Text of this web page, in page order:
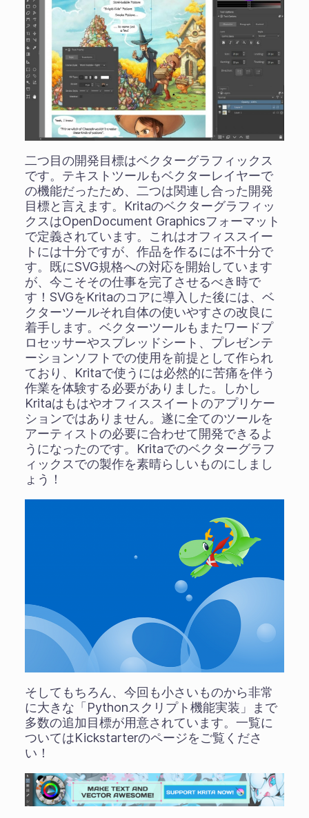
二つ目の開発目標はベクターグラフィックス
です。テキストツールもベクターレイヤーで
の機能だったため、二つは関連し合った開発
目標と言えます。Kritaのベクターグラフィッ
クスはOpenDocument Graphicsフォーマット
で定義されています。これはオフィススイー
トには十分ですが、作品を作るには不十分で
す。既にSVG規格への対応を開始しています
が、今こそその仕事を完了させるべき時で
す！SVGをKritaのコアに導入した後には、ベ
クターツールそれ自体の使いやすさの改良に
着手します。ベクターツールもまたワードプ
ロセッサーやスプレッドシート、プレゼンテ
ーションソフトでの使用を前提として作られ
ており、Kritaで使うには必然的に苦痛を伴う
作業を体験する必要がありました。しかし
Kritaはもはやオフィススイートのアプリケー
ションではありません。遂に全てのツールを
アーティストの必要に合わせて開発できるよ
うになったのです。Kritaでのベクターグラフ
ィックスでの製作を素晴らしいものにしまし
ょう！
そしてもちろん、今回も小さいものから非常
に大きな「Pythonスクリプト機能実装」まで
多数の追加目標が用意されています。一覧に
ついてはKickstarterのページをご覧くださ
い！